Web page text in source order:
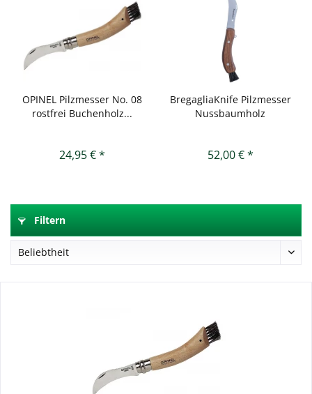
OPINEL Pilzmesser No. 08
rostfrei Buchenholz...
24,95 € *
BregagliaKnife Pilzmesser
Nussbaumholz
52,00 € *
Filtern